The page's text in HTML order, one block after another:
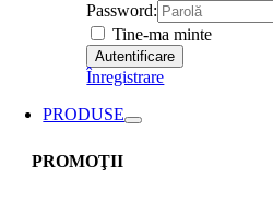
Password:
Tine-ma minte
Înregistrare
PRODUSE
PROMOŢII